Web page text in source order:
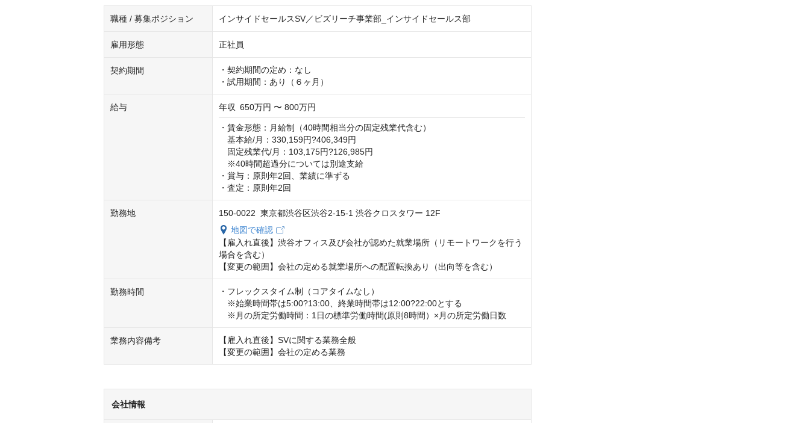
職種 / 募集ポジション インサイドセールスSV／ビズリーチ事業部_インサイドセールス部
雇用形態 正社員
契約期間
・契約期間の定め：なし
・試用期間：あり（６ヶ月）
給与 年収 650万円 〜 800万円
・賃金形態：月給制（40時間相当分の固定残業代含む）
基本給/月：330,159円?406,349円
固定残業代/月：103,175円?126,985円
※40時間超過分については別途支給
・賞与：原則年2回、業績に準ずる
・査定：原則年2回
勤務地
150-0022 東京都渋谷区渋谷2-15-1 渋谷クロスタワー 12F
地図で確認
【雇入れ直後】渋谷オフィス及び会社が認めた就業場所（リモートワークを行う
場合を含む）
【変更の範囲】会社の定める就業場所への配置転換あり（出向等を含む）
勤務時間
・フレックスタイム制（コアタイムなし）
※始業時間帯は5:00?13:00、終業時間帯は12:00?22:00とする
※月の所定労働時間：1日の標準労働時間(原則8時間）×月の所定労働日数
業務内容備考
【雇入れ直後】SVに関する業務全般
【変更の範囲】会社の定める業務
会社情報